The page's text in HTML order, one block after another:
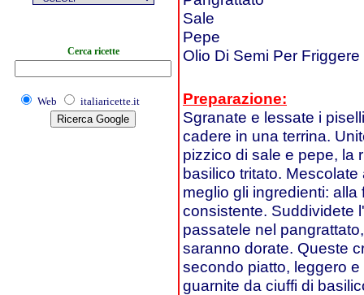
Cerca ricette
Web italiaricette.it
Sale
Pepe
Olio Di Semi Per Friggere
Preparazione:
Sgranate e lessate i
cadere in una terrina.
pizzico di sale e pepe, la
basilico tritato.
meglio gli ingredienti:
consistente. Suddividete
passatele nel
saranno dorate. Queste
secondo piatto, leggero
guarnite da ciuffi di